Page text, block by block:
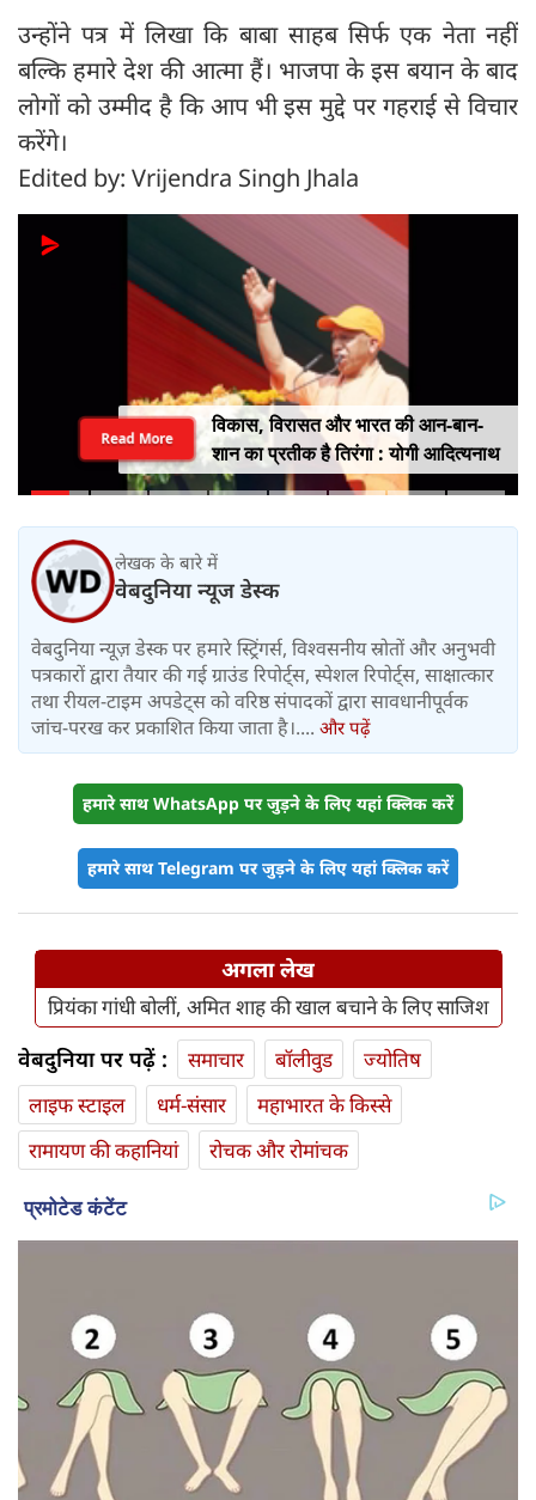
उन्होंने पत्र में लिखा कि बाबा साहब सिर्फ एक नेता नहीं
बल्कि हमारे देश की आत्मा हैं। भाजपा के इस बयान के बाद
लोगों को उम्मीद है कि आप भी इस मुद्दे पर गहराई से विचार
करेंगे।
Edited by: Vrijendra Singh Jhala
विकास, विरासत और भारत की आन-बान-
शान का प्रतीक है तिरंगा : योगी आदित्यनाथ
Read More
लेखक के बारे में
वेबदुनिया न्यूज डेस्क
वेबदुनिया न्यूज़ डेस्क पर हमारे स्ट्रिंगर्स, विश्वसनीय स्रोतों और अनुभवी
पत्रकारों द्वारा तैयार की गई ग्राउंड रिपोर्ट्स, स्पेशल रिपोर्ट्स, साक्षात्कार
तथा रीयल-टाइम अपडेट्स को वरिष्ठ संपादकों द्वारा सावधानीपूर्वक
जांच-परख कर प्रकाशित किया जाता है।.... और पढ़ें
हमारे साथ WhatsApp पर जुड़ने के लिए यहां क्लिक करें
हमारे साथ Telegram पर जुड़ने के लिए यहां क्लिक करें
अगला लेख
प्रियंका गांधी बोलीं, अमित शाह की खाल बचाने के लिए साजिश
वेबदुनिया पर पढ़ें : समाचार बॉलीवुड
ज्योतिष
लाइफ स्‍टाइल
धर्म-संसार
महाभारत के किस्से
रामायण की कहानियां
रोचक और रोमांचक